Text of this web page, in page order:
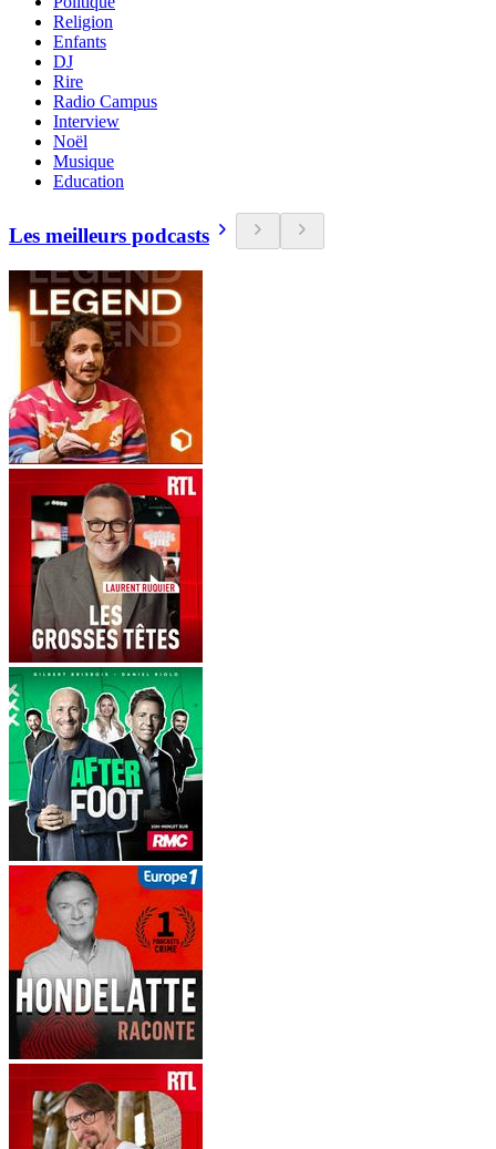
Religion
Enfants
DJ
Rire
Radio Campus
Interview
Noël
Musique
Education
Les meilleurs podcasts